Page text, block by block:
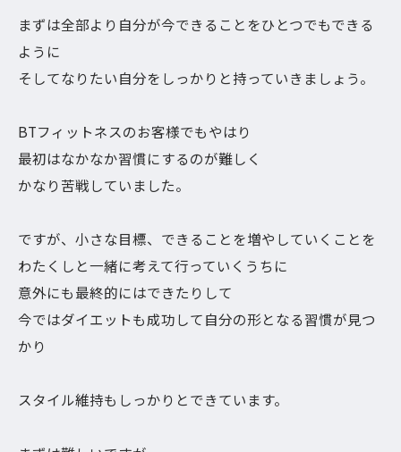
まずは全部より自分が今できることをひとつでもできる
ように
そしてなりたい自分をしっかりと持っていきましょう。
BTフィットネスのお客様でもやはり
最初はなかなか習慣にするのが難しく
かなり苦戦していました。
ですが、小さな目標、できることを増やしていくことを
わたくしと一緒に考えて行っていくうちに
意外にも最終的にはできたりして
今ではダイエットも成功して自分の形となる習慣が見つ
かり
スタイル維持もしっかりとできています。